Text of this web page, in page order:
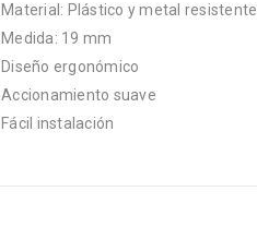
Material: Plástico y metal resistente
Medida: 19 mm
Diseño ergonómico
Accionamiento suave
Fácil instalación